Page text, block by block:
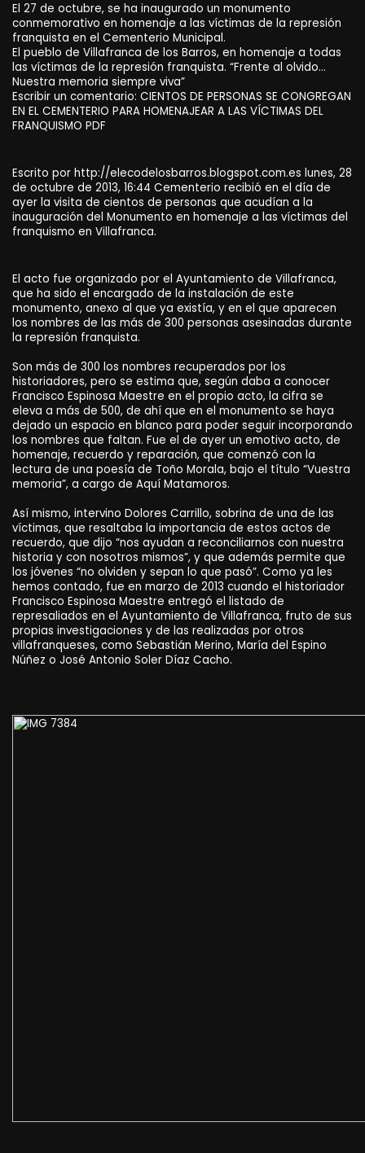
El 27 de octubre, se ha inaugurado un monumento
conmemorativo en homenaje a las víctimas de la represión
franquista en el Cementerio Municipal.
El pueblo de Villafranca de los Barros, en homenaje a todas
las víctimas de la represión franquista. “Frente al olvido…
Nuestra memoria siempre viva”
Escribir un comentario: CIENTOS DE PERSONAS SE CONGREGAN
EN EL CEMENTERIO PARA HOMENAJEAR A LAS VÍCTIMAS DEL
FRANQUISMO PDF
Escrito por http://elecodelosbarros.blogspot.com.es lunes, 28
de octubre de 2013, 16:44 Cementerio recibió en el día de
ayer la visita de cientos de personas que acudían a la
inauguración del Monumento en homenaje a las víctimas del
franquismo en Villafranca.
El acto fue organizado por el Ayuntamiento de Villafranca,
que ha sido el encargado de la instalación de este
monumento, anexo al que ya existía, y en el que aparecen
los nombres de las más de 300 personas asesinadas durante
la represión franquista.
Son más de 300 los nombres recuperados por los
historiadores, pero se estima que, según daba a conocer
Francisco Espinosa Maestre en el propio acto, la cifra se
eleva a más de 500, de ahí que en el monumento se haya
dejado un espacio en blanco para poder seguir incorporando
los nombres que faltan. Fue el de ayer un emotivo acto, de
homenaje, recuerdo y reparación, que comenzó con la
lectura de una poesía de Toño Morala, bajo el título “Vuestra
memoria”, a cargo de Aquí Matamoros.
Así mismo, intervino Dolores Carrillo, sobrina de una de las
víctimas, que resaltaba la importancia de estos actos de
recuerdo, que dijo “nos ayudan a reconciliarnos con nuestra
historia y con nosotros mismos”, y que además permite que
los jóvenes “no olviden y sepan lo que pasó”. Como ya les
hemos contado, fue en marzo de 2013 cuando el historiador
Francisco Espinosa Maestre entregó el listado de
represaliados en el Ayuntamiento de Villafranca, fruto de sus
propias investigaciones y de las realizadas por otros
villafranqueses, como Sebastián Merino, María del Espino
Núñez o José Antonio Soler Díaz Cacho.